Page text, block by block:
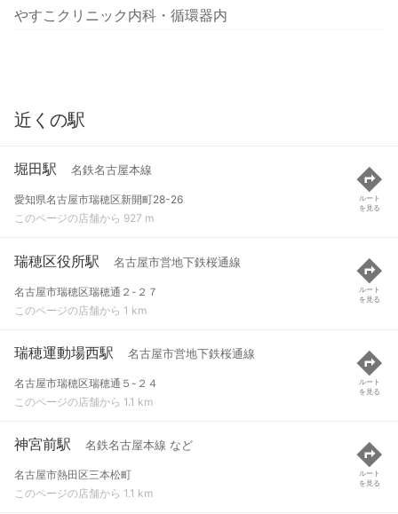
やすこクリニック内科・循環器内
近くの駅
堀田駅 名鉄名古屋本線
愛知県名古屋市瑞穂区新開町28-26
このページの店舗から 927 m
ルート
を見る
瑞穂区役所駅 名古屋市営地下鉄桜通線
名古屋市瑞穂区瑞穂通２-２７
このページの店舗から 1 km
ルート
を見る
瑞穂運動場西駅 名古屋市営地下鉄桜通線
名古屋市瑞穂区瑞穂通５-２４
このページの店舗から 1.1 km
ルート
を見る
神宮前駅 名鉄名古屋本線 など
名古屋市熱田区三本松町
このページの店舗から 1.1 km
ルート
を見る